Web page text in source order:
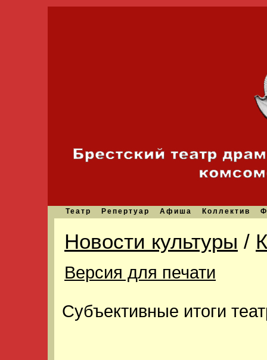
Театр Репертуар Афиша Коллектив
Новости культуры /
Версия для печати
Субъективные итоги